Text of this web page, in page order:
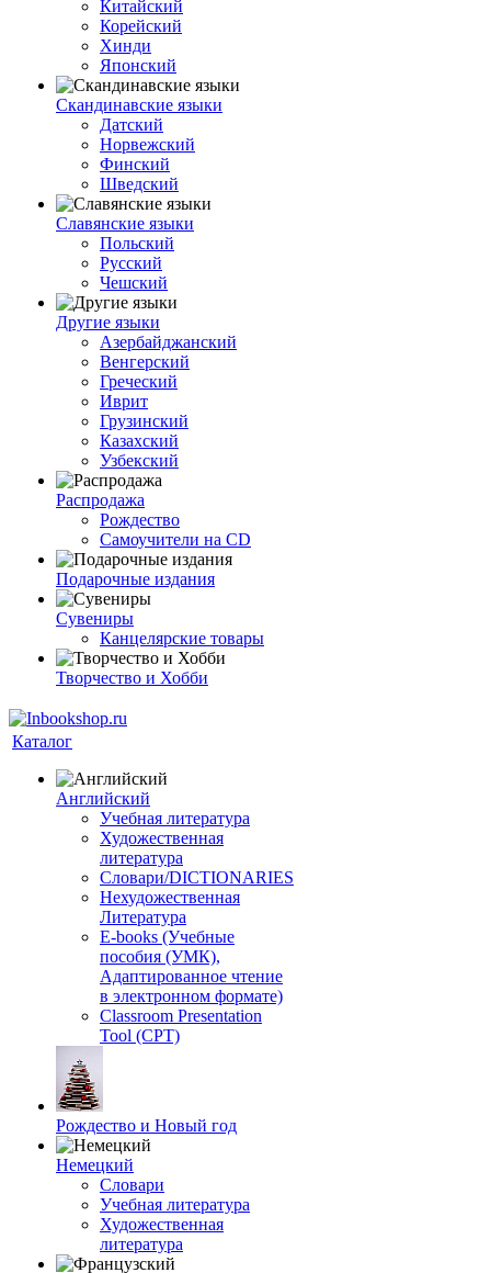
Китайский
Корейский
Хинди
Японский
Скандинавские языки
Датский
Норвежский
Финский
Шведский
Славянские языки
Польский
Русский
Чешский
Другие языки
Азербайджанский
Венгерский
Греческий
Иврит
Грузинский
Казахский
Узбекский
Распродажа
Рождество
Самоучители на CD
Подарочные издания
Сувениры
Канцелярские товары
Творчество и Хобби
Каталог
Английский
Учебная литература
Художественная
литература
Словари/DICTIONARIES
Нехудожественная
Литература
E-books (Учебные
пособия (УМК),
Адаптированное чтение
в электронном формате)
Classroom Presentation
Tool (CPT)
Рождество и Новый год
Немецкий
Словари
Учебная литература
Художественная
литература